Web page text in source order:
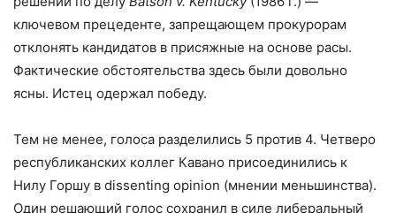
ключевом прецеденте, запрещающем прокурорам
отклонять кандидатов в присяжные на основе расы.
Фактические обстоятельства здесь были довольно
ясны. Истец одержал победу.
Тем не менее, голоса разделились 5 против 4. Четверо
республиканских коллег Кавано присоединились к
Нилу Горшу в dissenting opinion (мнении меньшинства).
Один решающий голос сохранил в силе либеральный